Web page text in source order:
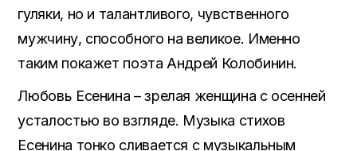
гуляки, но и талантливого, чувственного
мужчину, способного на великое. Именно
таким покажет поэта Андрей Колобинин.
Любовь Есенина – зрелая женщина с осенней
усталостью во взгляде. Музыка стихов
Есенина тонко сливается с музыкальным